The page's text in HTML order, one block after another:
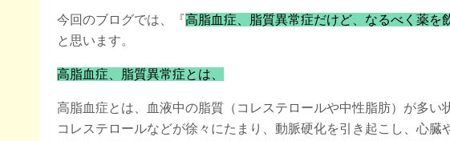
今回のブログでは、『高脂血症、脂質異常症だけど、なるべく薬を
と思います。
高脂血症、脂質異常症とは、
高脂血症とは、血液中の脂質（コレステロールや中性脂肪）が多い
コレステロールなどが徐々にたまり、動脈硬化を引き起こし、心